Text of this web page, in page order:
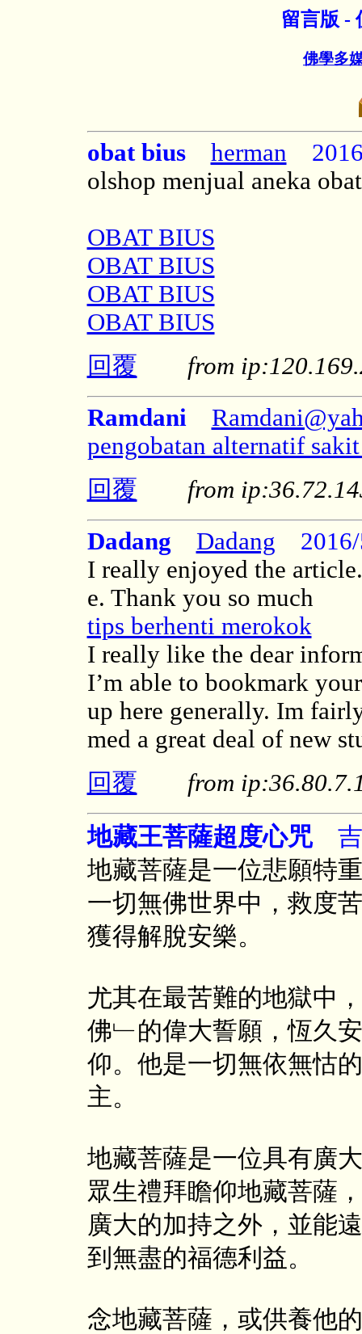
留言版 -
佛學多
obat bius herman
olshop menjual aneka
OBAT BIUS
OBAT BIUS
OBAT BIUS
OBAT BIUS
回覆
from
Ramdani
pengobatan alternatif
回覆
from
Dadang
Dadang 2016/
I really enjoyed the
e. Thank you so much
tips berhenti merokok
I really like the dear
I’m able to bookmark
up here generally. Im
med a great deal of new
回覆
from
地藏王菩薩超度心咒吉
地藏菩薩是一位悲願特
一切無佛世界中，救度
獲得解脫安樂。
尤其在最苦難的地獄中
佛﹂的偉大誓願，恆久
仰。他是一切無依無怙
主。
地藏菩薩是一位具有廣
眾生禮拜瞻仰地藏菩薩
廣大的加持之外，並能
到無盡的福德利益。
念地藏菩薩，或供養他